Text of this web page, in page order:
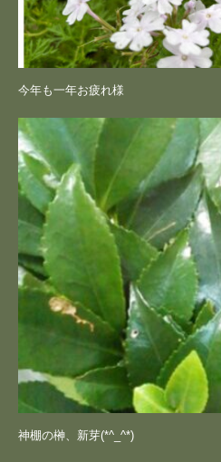
今年も一年お疲れ様
神棚の榊、新芽(*^_^*)